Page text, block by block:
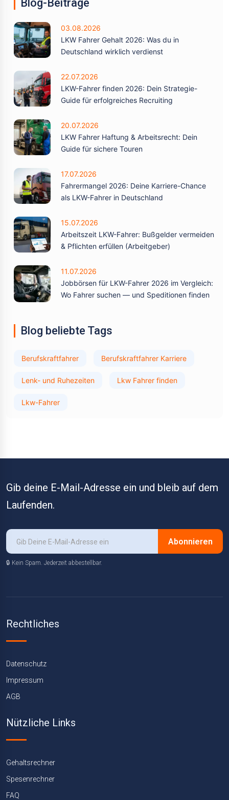
Blog-Beiträge
03.08.2026
LKW Fahrer Gehalt 2026: Was du in
Deutschland wirklich verdienst
22.07.2026
LKW-Fahrer finden 2026: Dein Strategie-
Guide für erfolgreiches Recruiting
20.07.2026
LKW Fahrer Haftung & Arbeitsrecht: Dein
Guide für sichere Touren
17.07.2026
Fahrermangel 2026: Deine Karriere-Chance
als LKW-Fahrer in Deutschland
15.07.2026
Arbeitszeit LKW-Fahrer: Bußgelder vermeiden
& Pflichten erfüllen (Arbeitgeber)
11.07.2026
Jobbörsen für LKW-Fahrer 2026 im Vergleich:
Wo Fahrer suchen — und Speditionen finden
Blog beliebte Tags
Berufskraftfahrer Berufskraftfahrer Karriere
Lenk- und Ruhezeiten Lkw Fahrer finden
Lkw-Fahrer
Gib deine E-Mail-Adresse ein und bleib auf dem
Laufenden.
Abonnieren
🔒 Kein Spam. Jederzeit abbestellbar.
Rechtliches
Datenschutz
Impressum
AGB
Nützliche Links
Gehaltsrechner
Spesenrechner
FAQ